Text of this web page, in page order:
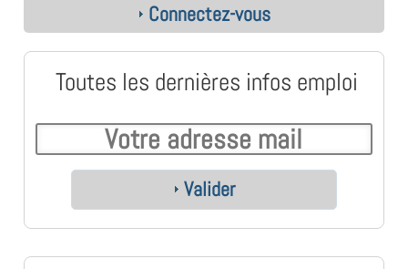
Connectez-vous
Toutes les dernières infos emploi
Valider